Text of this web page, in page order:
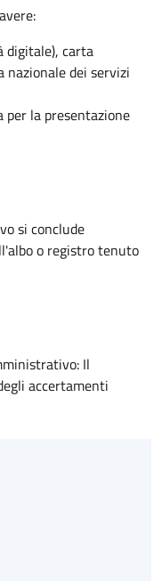
digitale), carta
nazionale dei servizi
la presentazione
si conclude
o registro tenuto
Il
accertamenti